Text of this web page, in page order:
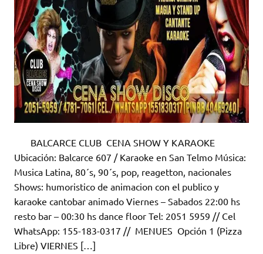
BALCARCE CLUB CENA SHOW Y KARAOKE
Ubicación: Balcarce 607 / Karaoke en San Telmo Música:
Musica Latina, 80´s, 90´s, pop, reagetton, nacionales
Shows: humoristico de animacion con el publico y
karaoke cantobar animado Viernes – Sabados 22:00 hs
resto bar – 00:30 hs dance floor Tel: 2051 5959 // Cel
WhatsApp: 155-183-0317 // MENUES Opción 1 (Pizza
Libre) VIERNES […]